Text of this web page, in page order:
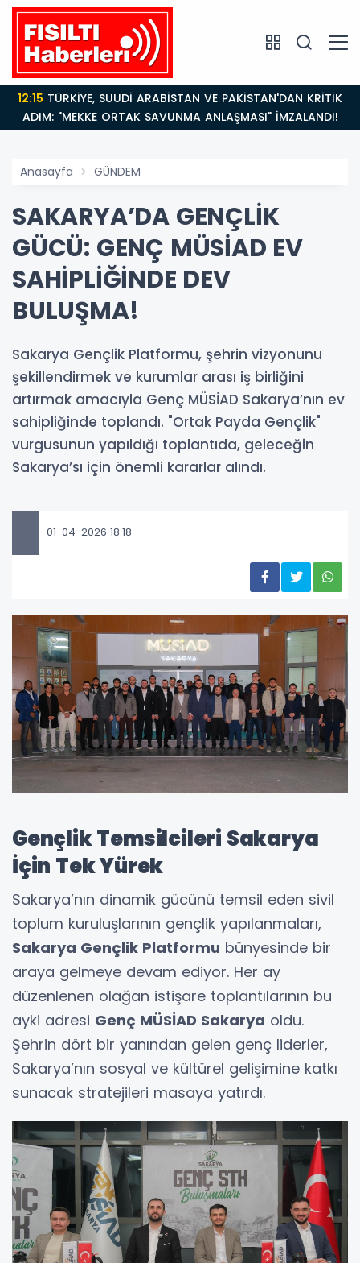
12:15
ADIM: "MEKKE ORTAK SAVUNMA ANLAŞMASI" İMZALANDI!
Anasayfa GÜNDEM
SAKARYA’DA GENÇLİK
GÜCÜ: GENÇ MÜSİAD EV
SAHİPLİĞİNDE DEV
BULUŞMA!
Sakarya Gençlik Platformu, şehrin vizyonunu
şekillendirmek ve kurumlar arası iş birliğini
artırmak amacıyla Genç MÜSİAD Sakarya’nın ev
sahipliğinde toplandı. "Ortak Payda Gençlik"
vurgusunun yapıldığı toplantıda, geleceğin
Sakarya’sı için önemli kararlar alındı.
01-04-2026 18:18
Gençlik Temsilcileri Sakarya
İçin Tek Yürek
Sakarya’nın dinamik gücünü temsil eden sivil
toplum kuruluşlarının gençlik yapılanmaları,
Sakarya Gençlik Platformu bünyesinde bir
araya gelmeye devam ediyor. Her ay
düzenlenen olağan istişare toplantılarının bu
ayki adresi Genç MÜSİAD Sakarya oldu.
Şehrin dört bir yanından gelen genç liderler,
Sakarya’nın sosyal ve kültürel gelişimine katkı
sunacak stratejileri masaya yatırdı.